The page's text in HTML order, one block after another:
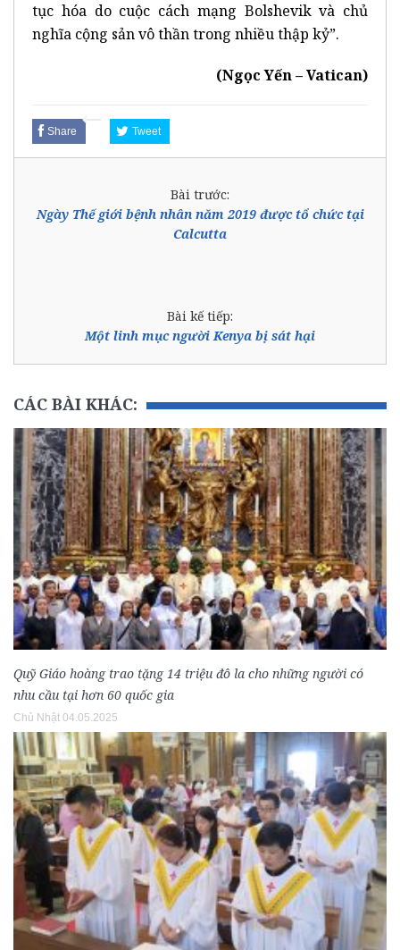
tục hóa do cuộc cách mạng Bolshevik và chủ
nghĩa cộng sản vô thần trong nhiều thập kỷ”.
(Ngọc Yến – Vatican)
Share Tweet
Bài trước:
Ngày Thế giới bệnh nhân năm 2019 được tổ chức tại
Calcutta
Bài kế tiếp:
Một linh mục người Kenya bị sát hại
CÁC BÀI KHÁC:
Quỹ Giáo hoàng trao tặng 14 triệu đô la cho những người có
nhu cầu tại hơn 60 quốc gia
Chủ Nhật 04.05.2025